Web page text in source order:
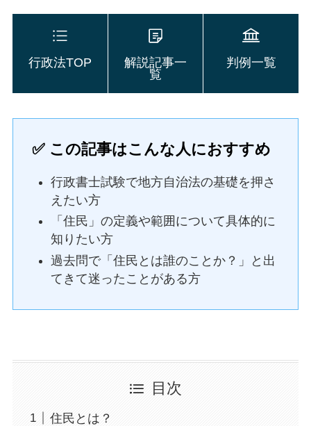
行政法TOP
解説記事一
覧
判例一覧
✅ この記事はこんな人におすすめ
行政書士試験で地方自治法の基礎を押さ
えたい方
「住民」の定義や範囲について具体的に
知りたい方
過去問で「住民とは誰のことか？」と出
てきて迷ったことがある方
目次
住民とは？